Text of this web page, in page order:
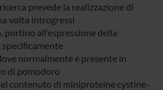
prevede la realizzazione di
volta introgressi
all’espressione della
normalmente è presente in
di pomodoro
contenuto di miniproteine cystine-